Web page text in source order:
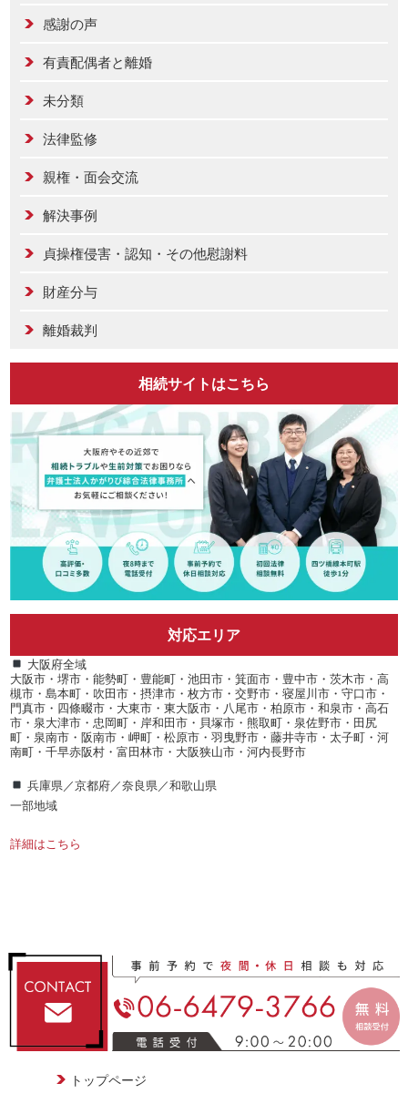
感謝の声
有責配偶者と離婚
未分類
法律監修
親権・面会交流
解決事例
貞操権侵害・認知・その他慰謝料
財産分与
離婚裁判
相続サイトはこちら
対応エリア
大阪府全域
大阪市・堺市・能勢町・豊能町・池田市・箕面市・豊中市・茨木市・高
槻市・島本町・吹田市・摂津市・枚方市・交野市・寝屋川市・守口市・
門真市・四條畷市・大東市・東大阪市・八尾市・柏原市・和泉市・高石
市・泉大津市・忠岡町・岸和田市・貝塚市・熊取町・泉佐野市・田尻
町・泉南市・阪南市・岬町・松原市・羽曳野市・藤井寺市・太子町・河
南町・千早赤阪村・富田林市・大阪狭山市・河内長野市
兵庫県／京都府／奈良県／和歌山県
一部地域
詳細はこちら
トップページ